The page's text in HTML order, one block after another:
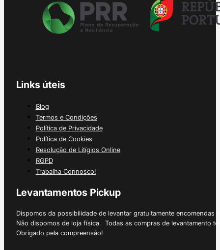
Links úteis
Blog
Termos e Condições
Política de Privacidade
Política de Cookies
Resolução de Litígios Online
RGPD
Trabalha Connosco!
Levantamentos Pickup
Dispomos da possibilidade de levantar gratuitamente
Não dispomos de loja física. Todas as compras de levantamento
Obrigado pela compreensão!